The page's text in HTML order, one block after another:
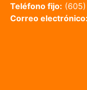
Teléfono fijo:
Correo electrónico: